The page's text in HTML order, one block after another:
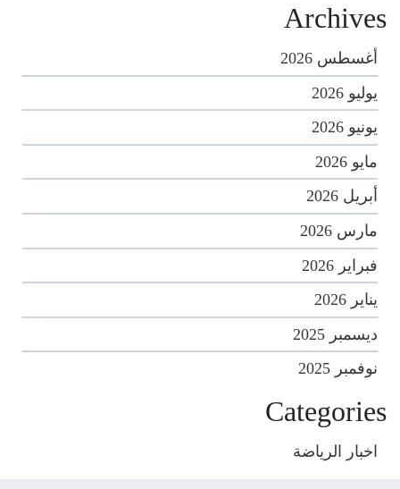
Archives
أغسطس 2026
يوليو 2026
يونيو 2026
مايو 2026
أبريل 2026
مارس 2026
فبراير 2026
يناير 2026
ديسمبر 2025
نوفمبر 2025
Categories
اخبار الرياضة